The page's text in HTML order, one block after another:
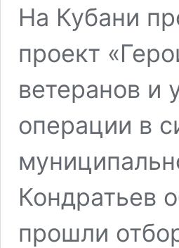
На Кубани
проект
ветеранов и
операции в
Кондратьев
прошли